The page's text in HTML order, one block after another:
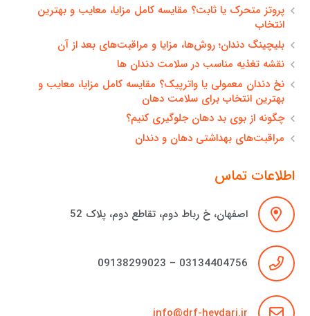
پروتز متحرک یا ثابت؟ مقایسه کامل مزایا، معایب و بهترین
انتخاب
بلیچینگ دندان؛ روش‌ها، مزایا و مراقبت‌های بعد از آن
نقشه تغذیه مناسب در سلامت دندان ها
نخ دندان معمولی یا واترپیک؟ مقایسه کامل مزایا، معایب و
بهترین انتخاب برای سلامت دهان
چگونه از بوی بد دهان جلوگیری کنیم؟
مراقبت‌های بهداشتی دهان و دندان
اطلاعات تماس
اصفهان، خ رباط دوم، تقاطع دوم، پلاک 52
03134404756 – 09138299023